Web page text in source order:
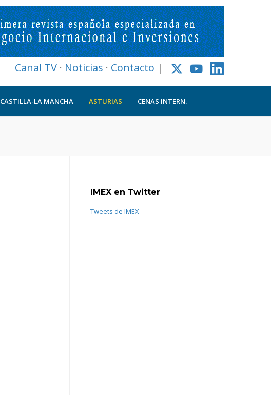
Canal TV · Noticias · Contacto |
CASTILLA-LA MANCHA ASTURIAS CENAS INTERN.
IMEX en Twitter
Tweets de IMEX